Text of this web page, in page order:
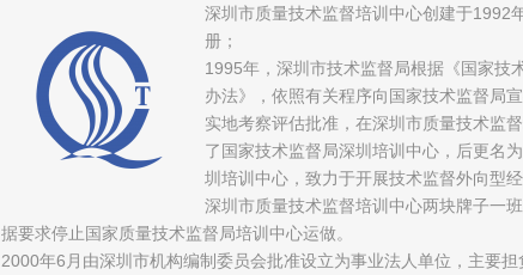
深圳市质量技术监督培训中心创建于1992
册；
1995年，深圳市技术监督局根据《国家技
办法》，依照有关程序向国家技术监督局
实地考察评估批准，在深圳市质量技术监
了国家技术监督局深圳培训中心，后更名
圳培训中心，致力于开展技术监督外向型
深圳市质量技术监督培训中心两块牌子一
据要求停止国家质量技术监督局培训中心运做。
2000年6月由深圳市机构编制委员会批准设立为事业法人单位，主要